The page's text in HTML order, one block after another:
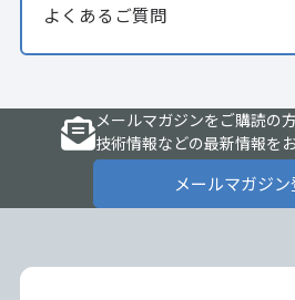
よくあるご質問
メールマガジンをご購読の
技術情報などの最新情報を
メールマガジ